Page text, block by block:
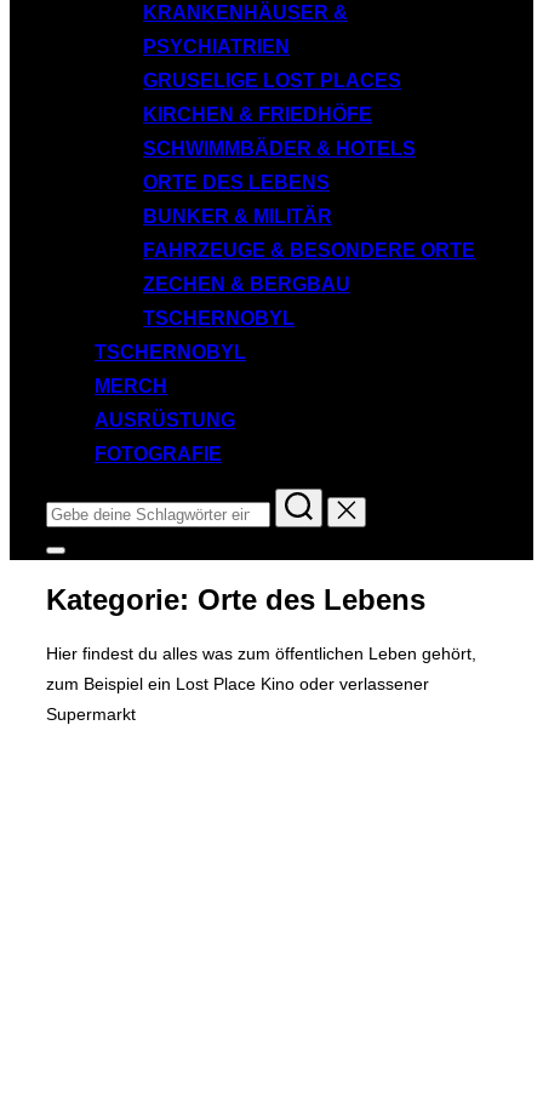
KRANKENHÄUSER &
PSYCHIATRIEN
GRUSELIGE LOST PLACES
KIRCHEN & FRIEDHÖFE
SCHWIMMBÄDER & HOTELS
ORTE DES LEBENS
BUNKER & MILITÄR
FAHRZEUGE & BESONDERE ORTE
ZECHEN & BERGBAU
TSCHERNOBYL
TSCHERNOBYL
MERCH
AUSRÜSTUNG
FOTOGRAFIE
Suchen
nach:
Seitenleiste
Navigation
umschalten
Kategorie: Orte des Lebens
Hier findest du alles was zum öffentlichen Leben gehört,
zum Beispiel ein Lost Place Kino oder verlassener
Supermarkt